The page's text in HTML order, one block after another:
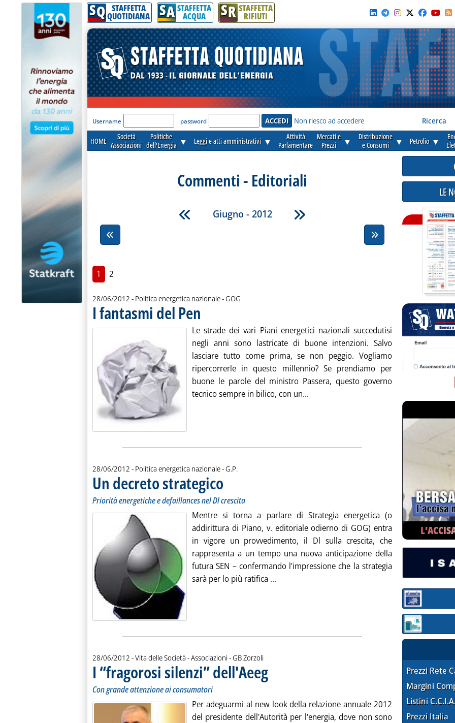
SQ STAFFETTA
QUOTIDIANA SA STAFFETTA
ACQUA SR STAFFETTA
RIFIUTI
'Modulo Login per accedere'
Username password Non riesco ad accedere Ricerca
HOME
Società
Associazioni
Politiche
dell'Energia ▼ Leggi e atti amministrativi ▼
Attività
Parlamentare
Mercati e
Prezzi
▼
Distribuzione
e Consumi
▼ Petrolio ▼
Commenti - Editoriali
Giugno - 2012
1 2
28/06/2012 - Politica energetica nazionale -di:
GOG
I fantasmi del Pen
Le strade dei vari Piani energetici nazionali succedutisi
negli anni sono lastricate di buone intenzioni. Salvo
lasciare tutto come prima, se non peggio. Vogliamo
ripercorrerle in questo millennio? Se prendiamo per
buone le parole del ministro Passera, questo governo
tecnico sempre in bilico, con un...
28/06/2012 - Politica energetica nazionale -di:
G.P.
Un decreto strategico
Priorità energetiche e defaillances nel Dl crescita
Mentre si torna a parlare di Strategia energetica (o
addirittura di Piano, v. editoriale odierno di GOG) entra
in vigore un provvedimento, il Dl sulla crescita, che
rappresenta a un tempo una nuova anticipazione della
futura SEN – confermando l'impressione che la strategia
sarà per lo più ratifica ... Leggi tutta la notizia: 'Un decreto strategico'
28/06/2012 - Vita delle Società - Associazioni -di:
GB Zorzoli
I “fragorosi silenzi” dell'Aeeg. Sottotitolo: Con grande attenzione ai consumatori
. Pubblicata giovedì 28 giugno 2012 alle 14.57.
Con grande attenzione ai consumatori
Per adeguarmi al new look della relazione annuale 2012
del presidente dell'Autorità per l'energia, dove non sono
LE
Sezione:
Sezione:
Prezzi Rete
Margini
Listini
Prezzi Italia